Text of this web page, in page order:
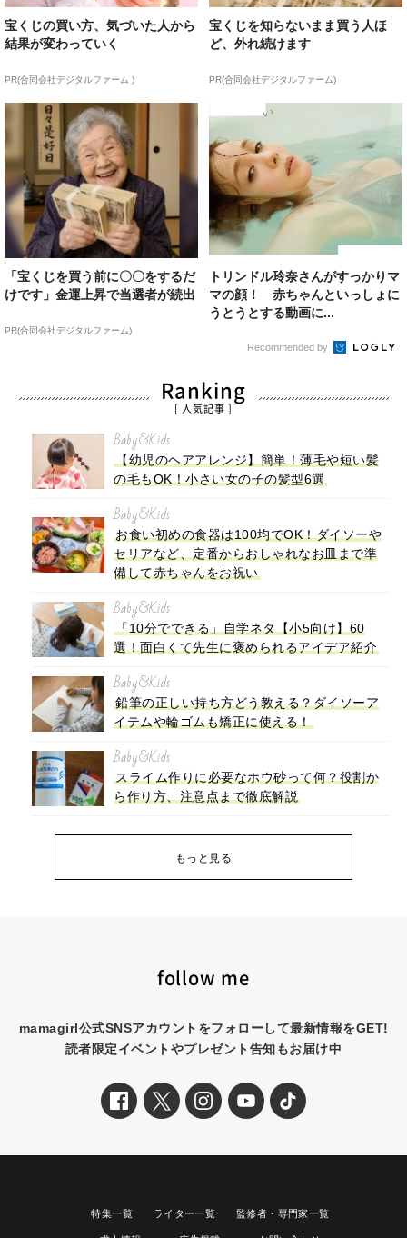
宝くじの買い方、気づいた人から
結果が変わっていく
PR(合同会社デジタルファーム )
宝くじを知らないまま買う人ほ
ど、外れ続けます
PR(合同会社デジタルファーム)
「宝くじを買う前に〇〇をするだ
けです」金運上昇で当選者が続出
PR(合同会社デジタルファーム)
トリンドル玲奈さんがすっかりマ
マの顔！ 赤ちゃんといっしょに
うとうとする動画に...
Recommended by
Ranking
[ 人気記事 ]
Baby&Kids
【幼児のヘアアレンジ】簡単！薄毛や短い髪
の毛もOK！小さい女の子の髪型6選
Baby&Kids
お食い初めの食器は100均でOK！ダイソーや
セリアなど、定番からおしゃれなお皿まで準
備して赤ちゃんをお祝い
Baby&Kids
「10分でできる」自学ネタ【小5向け】60
選！面白くて先生に褒められるアイデア紹介
Baby&Kids
鉛筆の正しい持ち方どう教える？ダイソーア
イテムや輪ゴムも矯正に使える！
Baby&Kids
スライム作りに必要なホウ砂って何？役割か
ら作り方、注意点まで徹底解説
もっと見る
follow me
mamagirl公式SNSアカウントをフォローして最新情報をGET!
読者限定イベントやプレゼント告知もお届け中
特集一覧 ライター一覧 監修者・専門家一覧